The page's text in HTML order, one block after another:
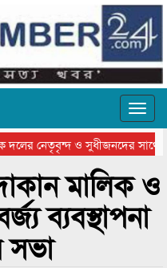
নেতৃবৃন্দ ও সুধীজনদের সাথে
গ্রুপ থিয়েটার ফেডারেশানের
মালিক ও
ব্যবস্থাপনা
সভা